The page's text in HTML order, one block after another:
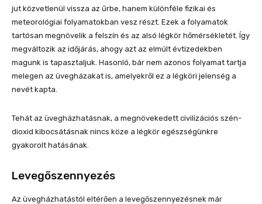
jut közvetlenül vissza az űrbe, hanem különféle fizikai és
meteorológiai folyamatokban vesz részt. Ezek a folyamatok
tartósan megnövelik a felszín és az alsó légkör hőmérsékletét. Így
megváltozik az időjárás, ahogy azt az elmúlt évtizedekben
magunk is tapasztaljuk. Hasonló, bár nem azonos folyamat tartja
melegen az üvegházakat is, amelyekről ez a légköri jelenség a
nevét kapta.
Tehát az üvegházhatásnak, a megnövekedett civilizációs szén-
dioxid kibocsátásnak nincs köze a légkör egészségünkre
gyakorolt hatásának.
Levegőszennyezés
Az üvegházhatástól eltérően a levegőszennyezésnek már